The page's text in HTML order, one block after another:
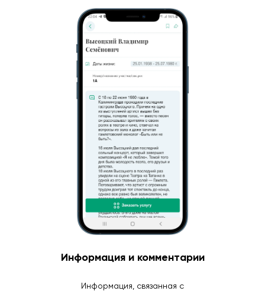
Информация и комментарии
Информация, связанная с